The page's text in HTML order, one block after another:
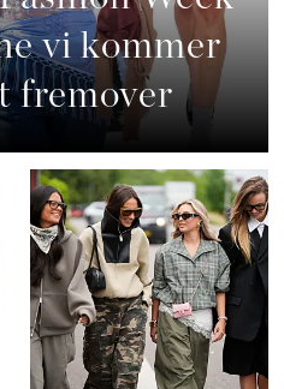
vi kommer
fremover